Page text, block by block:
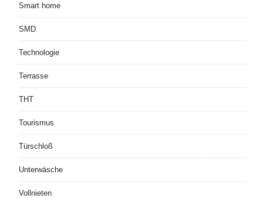
Smart home
SMD
Technologie
Terrasse
THT
Tourismus
Türschloß
Unterwäsche
Vollnieten